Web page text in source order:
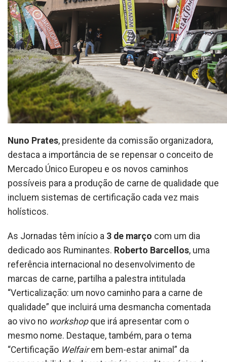
Nuno Prates, presidente da comissão organizadora,
destaca a importância de se repensar o conceito de
Mercado Único Europeu e os novos caminhos
possíveis para a produção de carne de qualidade que
incluem sistemas de certificação cada vez mais
holísticos.
As Jornadas têm início a 3 de março com um dia
dedicado aos Ruminantes. Roberto Barcellos, uma
referência internacional no desenvolvimento de
marcas de carne, partilha a palestra intitulada
“Verticalização: um novo caminho para a carne de
qualidade” que incluirá uma desmancha comentada
ao vivo no workshop que irá apresentar com o
mesmo nome. Destaque, também, para o tema
“Certificação Welfairem bem-estar animal” da